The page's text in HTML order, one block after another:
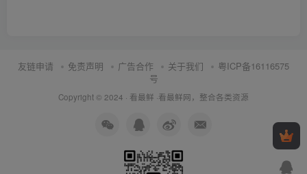
友链申请 免责声明 广告合作 关于我们
粤ICP备16116575
号
Copyright © 2024 · 看最鲜 ·看最鲜网，整合各类资源